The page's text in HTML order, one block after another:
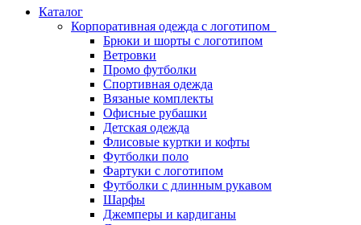
Каталог
Корпоративная одежда с логотипом
Брюки и шорты с логотипом
Ветровки
Промо футболки
Спортивная одежда
Вязаные комплекты
Офисные рубашки
Детская одежда
Флисовые куртки и кофты
Футболки поло
Фартуки с логотипом
Футболки с длинным рукавом
Шарфы
Джемперы и кардиганы